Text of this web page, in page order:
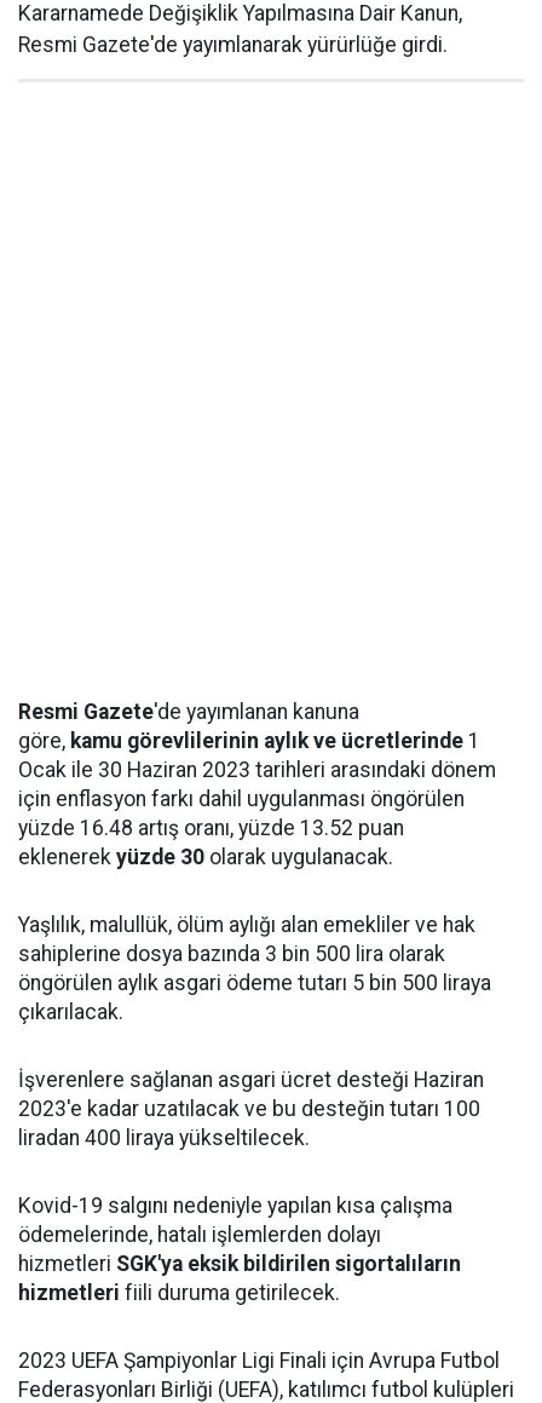
Kararnamede Değişiklik Yapılmasına Dair Kanun,
Resmi Gazete'de yayımlanarak yürürlüğe girdi.
Resmi Gazete'de yayımlanan kanuna
göre, kamu görevlilerinin aylık ve ücretlerinde 1
Ocak ile 30 Haziran 2023 tarihleri arasındaki dönem
için enflasyon farkı dahil uygulanması öngörülen
yüzde 16.48 artış oranı, yüzde 13.52 puan
eklenerek yüzde 30 olarak uygulanacak.
Yaşlılık, malullük, ölüm aylığı alan emekliler ve hak
sahiplerine dosya bazında 3 bin 500 lira olarak
öngörülen aylık asgari ödeme tutarı 5 bin 500 liraya
çıkarılacak.
İşverenlere sağlanan asgari ücret desteği Haziran
2023'e kadar uzatılacak ve bu desteğin tutarı 100
liradan 400 liraya yükseltilecek.
Kovid-19 salgını nedeniyle yapılan kısa çalışma
ödemelerinde, hatalı işlemlerden dolayı
hizmetleri SGK'ya eksik bildirilen sigortalıların
hizmetleri fiili duruma getirilecek.
2023 UEFA Şampiyonlar Ligi Finali için Avrupa Futbol
Federasyonları Birliği (UEFA), katılımcı futbol kulüpleri